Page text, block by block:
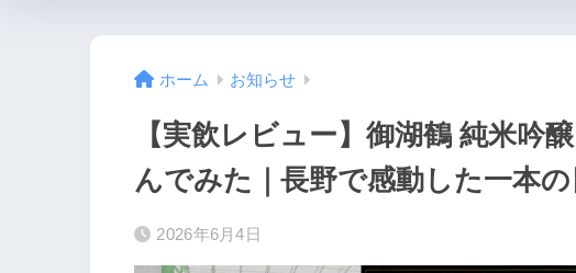
ホーム お知らせ
【実飲レビュー】御湖鶴 純米吟
んでみた｜長野で感動した一本
2026年6月4日